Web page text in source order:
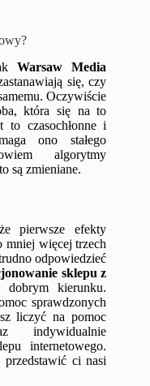
Warsaw Media
się, czy
Oczywiście
która się na to
to czasochłonne i
ono stałego
algorytmy
są zmieniane.
pierwsze efekty
mniej więcej trzech
odpowiedzieć
sklepu z
kierunku.
sprawdzonych
liczyć na pomoc
indywidualnie
internetowego.
przedstawić ci nasi